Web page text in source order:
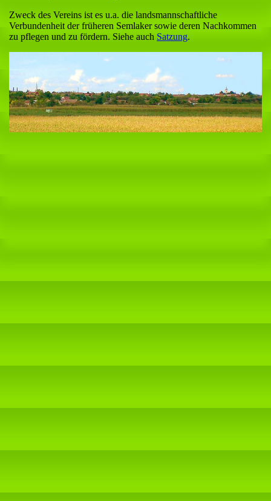
Zweck des Vereins ist es u.a. die landsmannschaftliche
Verbundenheit der früheren Semlaker sowie deren Nachkommen
zu pflegen und zu fördern. Siehe auch Satzung.